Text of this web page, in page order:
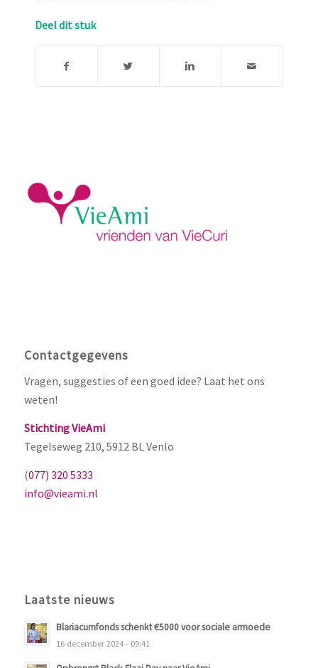
Deel dit stuk
Contactgegevens
Vragen, suggesties of een goed idee? Laat het ons
weten!
Stichting VieAmi
Tegelseweg 210, 5912 BL Venlo
(077) 320 5333
info@vieami.nl
Laatste nieuws
Blariacumfonds schenkt €5000 voor sociale armoede
16 december 2024 - 09:41